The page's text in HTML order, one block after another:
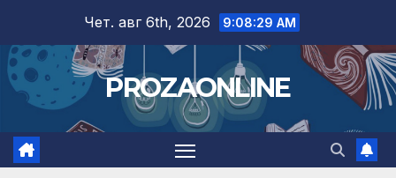
content
Чет. авг 6th, 2026 9:08:30 AM
PROZAONLINE